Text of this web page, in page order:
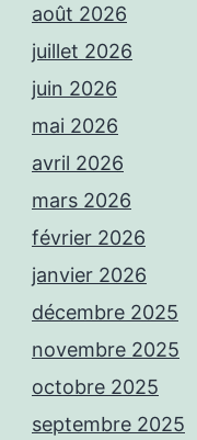
août 2026
juillet 2026
juin 2026
mai 2026
avril 2026
mars 2026
février 2026
janvier 2026
décembre 2025
novembre 2025
octobre 2025
septembre 2025